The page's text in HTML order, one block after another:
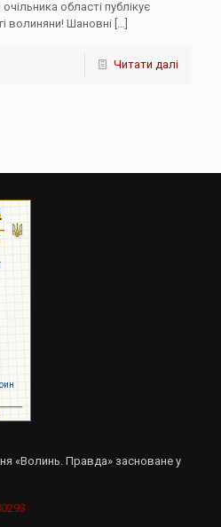
області публікує
волиняни! Шановні […]
Читати далі
«Волинь. Правда» засноване у